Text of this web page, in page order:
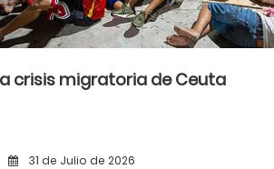
crisis migratoria de Ceuta
31 de Julio de 2026